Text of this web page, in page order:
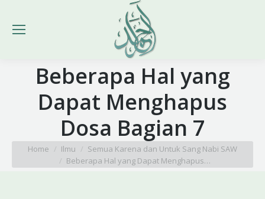
Beberapa Hal yang
Dapat Menghapus
Dosa Bagian 7
You are here:
Home Ilmu
Semua Karena dan Untuk Sang Nabi SAW
Beberapa Hal yang Dapat Menghapus…